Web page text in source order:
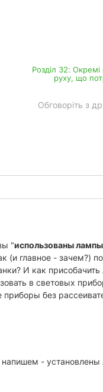
Роздiл 32:
руху, що
Обговоріть з
"использованы
(и главное - зачем?)
И как
в световых
без
напишем -